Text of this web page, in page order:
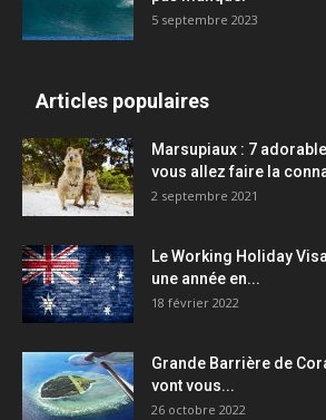
5 septembre 2023
Articles populaires
Marsupiaux : 7
vous allez faire la
2 septembre 2021
Le Working Holiday
une année en...
18 février 2022
Grande Barrière de
vont vous...
26 octobre 2022